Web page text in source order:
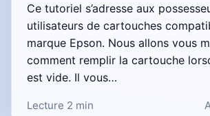
Ce tutoriel s’adresse aux
utilisateurs de cartouches
marque Epson. Nous allons vous
comment remplir la cartouche
est vide. Il vous…
Lecture 2 min